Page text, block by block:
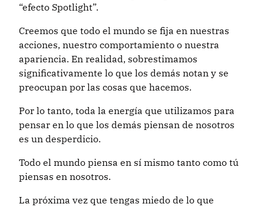
“efecto Spotlight”.
Creemos que todo el mundo se fija en nuestras
acciones, nuestro comportamiento o nuestra
apariencia. En realidad, sobrestimamos
significativamente lo que los demás notan y se
preocupan por las cosas que hacemos.
Por lo tanto, toda la energía que utilizamos para
pensar en lo que los demás piensan de nosotros
es un desperdicio.
Todo el mundo piensa en sí mismo tanto como tú
piensas en nosotros.
La próxima vez que tengas miedo de lo que